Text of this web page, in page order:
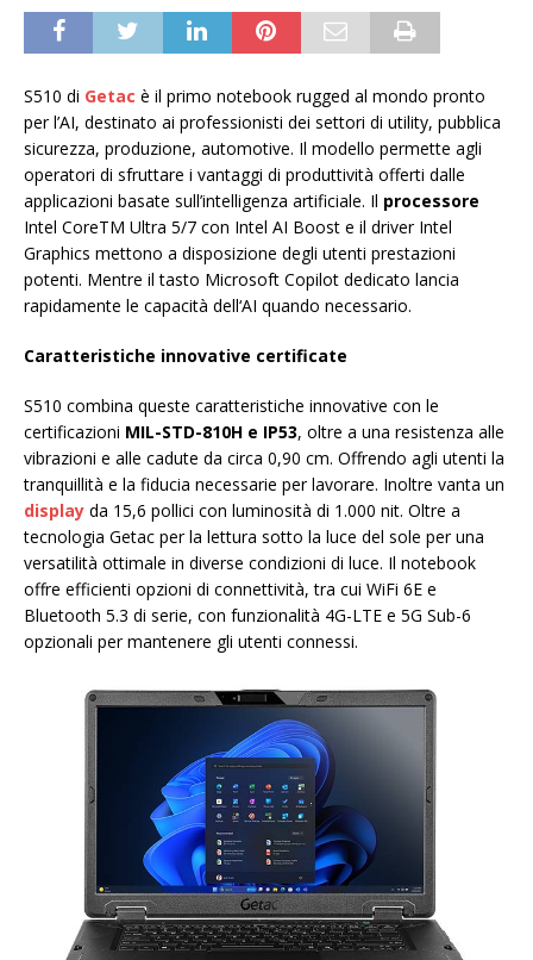
S510 di Getac è il primo notebook rugged al mondo pronto
per l’AI, destinato ai professionisti dei settori di utility, pubblica
sicurezza, produzione, automotive. Il modello permette agli
operatori di sfruttare i vantaggi di produttività offerti dalle
applicazioni basate sull’intelligenza artificiale. Il processore
Intel CoreTM Ultra 5/7 con Intel AI Boost e il driver Intel
Graphics mettono a disposizione degli utenti prestazioni
potenti. Mentre il tasto Microsoft Copilot dedicato lancia
rapidamente le capacità dell‘AI quando necessario.
Caratteristiche innovative certificate
S510 combina queste caratteristiche innovative con le
certificazioni MIL-STD-810H e IP53, oltre a una resistenza alle
vibrazioni e alle cadute da circa 0,90 cm. Offrendo agli utenti la
tranquillità e la fiducia necessarie per lavorare. Inoltre vanta un
display da 15,6 pollici con luminosità di 1.000 nit. Oltre a
tecnologia Getac per la lettura sotto la luce del sole per una
versatilità ottimale in diverse condizioni di luce. Il notebook
offre efficienti opzioni di connettività, tra cui WiFi 6E e
Bluetooth 5.3 di serie, con funzionalità 4G-LTE e 5G Sub-6
opzionali per mantenere gli utenti connessi.